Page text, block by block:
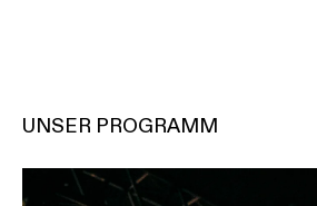
UNSER PROGRAMM